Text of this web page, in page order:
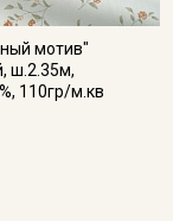
мотив"
ш.2.35м,
110гр/м.кв